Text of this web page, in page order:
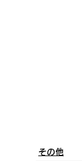
その他